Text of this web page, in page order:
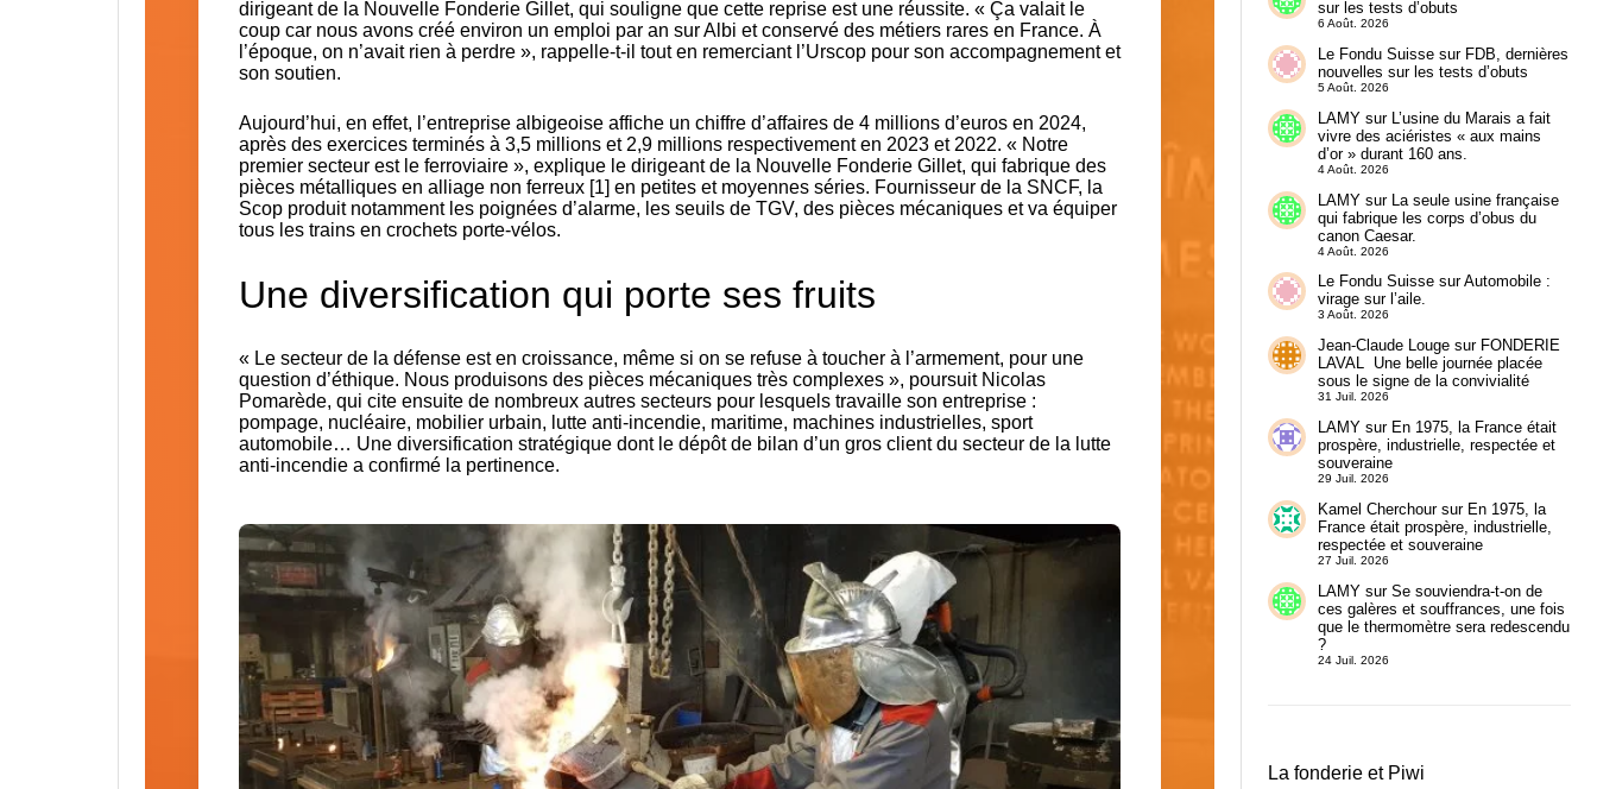
dirigeant de la Nouvelle Fonderie Gillet, qui souligne que cette reprise est une réussite. « Ça valait le
coup car nous avons créé environ un emploi par an sur Albi et conservé des métiers rares en France. À
l’époque, on n’avait rien à perdre », rappelle-t-il tout en remerciant l’Urscop pour son accompagnement et
son soutien.
Aujourd’hui, en effet, l’entreprise albigeoise affiche un chiffre d’affaires de 4 millions d’euros en 2024,
après des exercices terminés à 3,5 millions et 2,9 millions respectivement en 2023 et 2022. « Notre
premier secteur est le ferroviaire », explique le dirigeant de la Nouvelle Fonderie Gillet, qui fabrique des
pièces métalliques en alliage non ferreux[1] en petites et moyennes séries. Fournisseur de la SNCF, la
Scop produit notamment les poignées d’alarme, les seuils de TGV, des pièces mécaniques et va équiper
tous les trains en crochets porte-vélos.
Une diversification qui porte ses fruits
« Le secteur de la défense est en croissance, même si on se refuse à toucher à l’armement, pour une
question d’éthique. Nous produisons des pièces mécaniques très complexes », poursuit Nicolas
Pomarède, qui cite ensuite de nombreux autres secteurs pour lesquels travaille son entreprise :
pompage, nucléaire, mobilier urbain, lutte anti-incendie, maritime, machines industrielles, sport
automobile… Une diversification stratégique dont le dépôt de bilan d’un gros client du secteur de la lutte
anti-incendie a confirmé la pertinence.
sur les tests d’obuts
6 Août. 2026
Le Fondu Suissesur FDB, dernières
nouvelles sur les tests d’obuts
5 Août. 2026
LAMYsur L’usine du Marais a fait
vivre des aciéristes « aux mains
d’or » durant 160 ans.
4 Août. 2026
LAMYsur La seule usine française
qui fabrique les corps d’obus du
canon Caesar.
4 Août. 2026
Le Fondu SuissesurAutomobile :
virage sur l’aile.
3 Août. 2026
Jean-Claude Lougesur FONDERIE
LAVAL Une belle journée placée
sous le signe de la convivialité
31 Juil. 2026
LAMYsur En 1975, la France était
prospère, industrielle, respectée et
souveraine
29 Juil. 2026
Kamel Cherchoursur En 1975, la
France était prospère, industrielle,
respectée et souveraine
27 Juil. 2026
LAMYsur Se souviendra-t-on de
ces galères et souffrances, une fois
que le thermomètre sera redescendu
?
24 Juil. 2026
La fonderie et Piwi